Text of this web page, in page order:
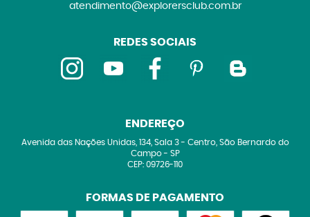
atendimento@explorersclub.com.br
REDES SOCIAIS
ENDEREÇO
Avenida das Nações Unidas, 134, Sala 3- Centro, São Bernardo do
Campo- SP
CEP: 09726-110
FORMAS DE PAGAMENTO